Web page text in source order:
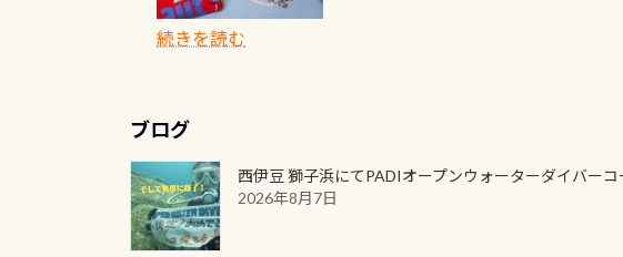
続きを読む
ブログ
西伊豆 獅子浜にてPADIオープンウォーターダイバー
2026年8月7日